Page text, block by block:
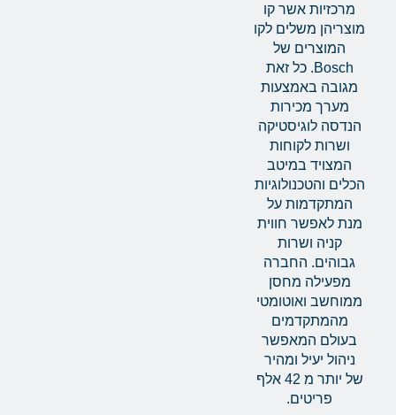
מרכזיות אשר קו
מוצריהן משלים לקו
המוצרים של
Bosch. כל זאת
מגובה באמצעות
מערך מכירות
הנדסה לוגיסטיקה
ושרות לקוחות
המצויד במיטב
הכלים והטכנולוגיות
המתקדמות על
מנת לאפשר חווית
קניה ושרות
גבוהים. החברה
מפעילה מחסן
ממוחשב ואוטומטי
מהמתקדמים
בעולם המאפשר
ניהול יעיל ומהיר
של יותר מ 42 אלף
פריטים.